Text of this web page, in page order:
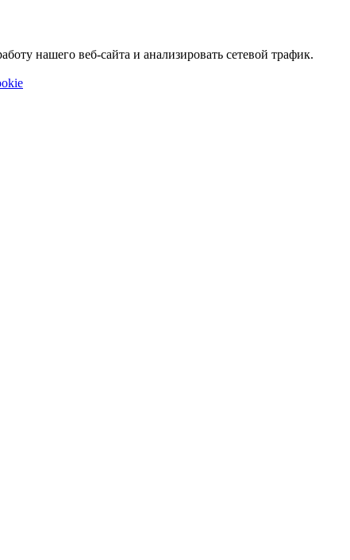
нашего веб-сайта и анализировать сетевой трафик.